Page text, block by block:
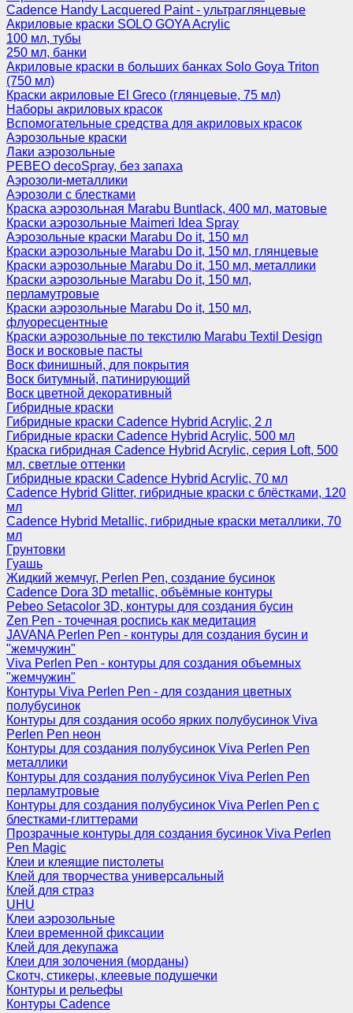
Cadence Handy Lacquered Paint - ультраглянцевые
Акриловые краски SOLO GOYA Acrylic
100 мл, тубы
250 мл, банки
Акриловые краски в больших банках Solo Goya Triton
(750 мл)
Краски акриловые El Greco (глянцевые, 75 мл)
Наборы акриловых красок
Вспомогательные средства для акриловых красок
Аэрозольные краски
Лаки аэрозольные
PEBEO decoSpray, без запаха
Аэрозоли-металлики
Аэрозоли с блестками
Краска аэрозольная Marabu Buntlack, 400 мл, матовые
Краски аэрозольные Maimeri Idea Spray
Аэрозольные краски Marabu Do it, 150 мл
Краски аэрозольные Marabu Do it, 150 мл, глянцевые
Краски аэрозольные Marabu Do it, 150 мл, металлики
Краски аэрозольные Marabu Do it, 150 мл,
перламутровые
Краски аэрозольные Marabu Do it, 150 мл,
флуоресцентные
Краски аэрозольные по текстилю Marabu Textil Design
Воск и восковые пасты
Воск финишный, для покрытия
Воск битумный, патинирующий
Воск цветной декоративный
Гибридные краски
Гибридные краски Cadence Hybrid Acrylic, 2 л
Гибридные краски Cadence Hybrid Acrylic, 500 мл
Краска гибридная Cadence Hybrid Acrylic, серия Loft, 500
мл, светлые оттенки
Гибридные краски Cadence Hybrid Acrylic, 70 мл
Cadence Hybrid Glitter, гибридные краски с блёстками, 120
мл
Cadence Hybrid Metallic, гибридные краски металлики, 70
мл
Грунтовки
Гуашь
Жидкий жемчуг, Perlen Pen, создание бусинок
Cadence Dora 3D metallic, объёмные контуры
Pebeo Setacolor 3D, контуры для создания бусин
Zen Pen - точечная роспись как медитация
JAVANA Perlen Pen - контуры для создания бусин и
"жемчужин"
Viva Perlen Pen - контуры для создания объемных
"жемчужин"
Контуры Viva Perlen Pen - для создания цветных
полубусинок
Контуры для создания особо ярких полубусинок Viva
Perlen Pen неон
Контуры для создания полубусинок Viva Perlen Pen
металлики
Контуры для создания полубусинок Viva Perlen Pen
перламутровые
Контуры для создания полубусинок Viva Perlen Pen с
блестками-глиттерами
Прозрачные контуры для создания бусинок Viva Perlen
Pen Magic
Клеи и клеящие пистолеты
Клей для творчества универсальный
Клей для страз
UHU
Клеи аэрозольные
Клеи временной фиксации
Клей для декупажа
Клеи для золочения (морданы)
Скотч, стикеры, клеевые подушечки
Контуры и рельефы
Контуры Cadence